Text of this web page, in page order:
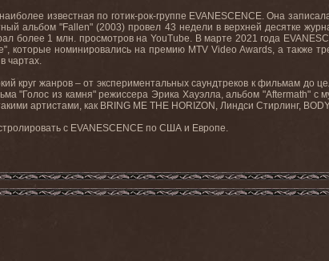
известная по готик-рок-группе EVANESCENCE. Она
альбом "Fallen" (2003) провел 43 недели в верхней десятке
более 1 млн. просмотров на YouTube. В марте 2021 года
", которые номинировались на премию MTV Video Awards, а также
чартах.
круг жанров – от экспериментальных саундтреков к фильмам до
"Голос из камня" режиссера Эрика Хауэлла, альбом "Aftermath" с
артистами, как BRING ME THE HORIZON , Линдси Стирлинг,
с EVANESCENCE по США и Европе.